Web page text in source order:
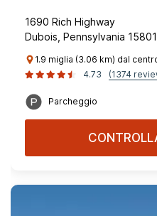
1690 Rich Highway
Dubois, Pennsylvania
1.9 miglia (3.06 km) dal
4.73
(1374
Parcheggio